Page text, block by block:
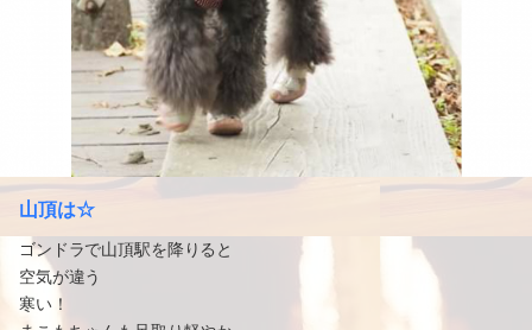
山頂は☆
ゴンドラで山頂駅を降りると
空気が違う
寒い！